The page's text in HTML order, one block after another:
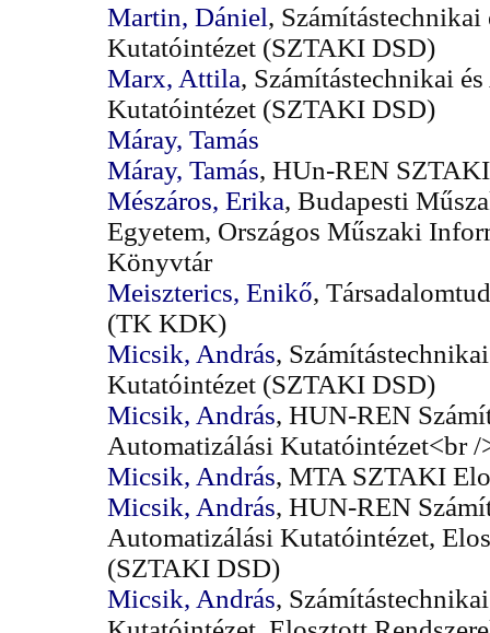
Martin, Dániel,
Kutatóintézet (SZTAKI DSD)
Marx, Attila, Számítástechnikai
Kutatóintézet (SZTAKI DSD)
Máray, Tamás
Máray, Tamás, HUn-REN SZTAKI
Mészáros, Erika, Budapesti
Egyetem, Országos Műszaki
Könyvtár
Meiszterics, Enikő,
(TK KDK)
Micsik, András,
Kutatóintézet (SZTAKI DSD)
Micsik, András, HUN-REN
Automatizálási Kutatóintézet<br /
Micsik, András, MTA SZTAKI
Micsik, András, HUN-REN
Automatizálási Kutatóintézet,
(SZTAKI DSD)
Micsik, András,